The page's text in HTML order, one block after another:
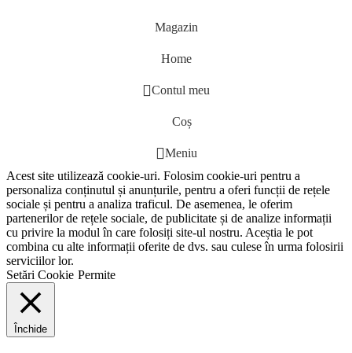
Magazin
Home
Contul meu
Coș
Meniu
Acest site utilizează cookie-uri. Folosim cookie-uri pentru a
personaliza conținutul și anunțurile, pentru a oferi funcții de rețele
sociale și pentru a analiza traficul. De asemenea, le oferim
partenerilor de rețele sociale, de publicitate și de analize informații
cu privire la modul în care folosiți site-ul nostru. Aceștia le pot
combina cu alte informații oferite de dvs. sau culese în urma folosirii
serviciilor lor.
Setări Cookie Permite
Închide